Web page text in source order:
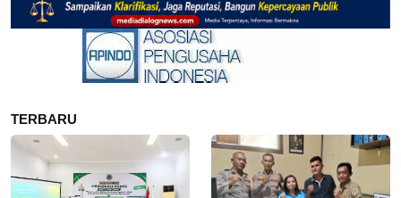
TERBARU